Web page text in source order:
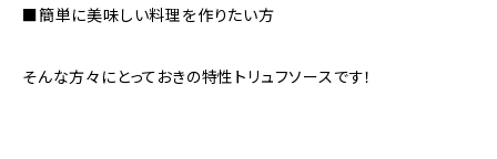
■簡単に美味しい料理を作りたい方
そんな方々にとっておきの特性トリュフソースです！